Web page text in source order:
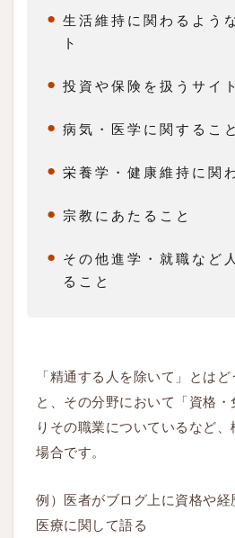
1.2
ン
❷
記
数
記
0
記
書
こ
1.3
生活維持に関わるよう
ト
投資や保険を扱うサイト
病気・医学に関すること
栄養学・健康維持に関
宗教にあたること
その他進学・就職など
ること
「精通する人を除いて」とは
と、その分野において「資格
りその職業についているなど
場合です。
例）医者がブログ上に資格や
医療に関して語る